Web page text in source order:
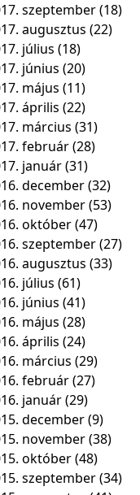
szeptember(18)
augusztus (22)
július (18)
június (20)
május (11)
április (22)
március (31)
február(28)
január(31)
december(32)
november(53)
október(47)
szeptember(27)
augusztus (33)
július (61)
június (41)
május (28)
április (24)
március (29)
február(27)
január(29)
december(9)
november(38)
október(48)
szeptember(34)